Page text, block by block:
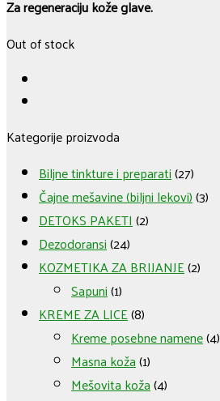
Za regeneraciju kože glave.
Out of stock
Kategorije proizvoda
Biljne tinkture i preparati(27)
Čajne mešavine (biljni lekovi)(3)
DETOKS PAKETI(2)
Dezodoransi(24)
KOZMETIKA ZA BRIJANJE(2)
Sapuni(1)
KREME ZA LICE(8)
Kreme posebne namene(4)
Masna koža(1)
Mešovita koža(4)